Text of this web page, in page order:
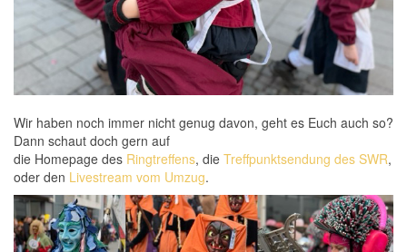
Wir haben noch immer nicht genug davon, geht es Euch auch so?
Dann schaut doch gern auf
die Homepage des Ringtreffens, die Treffpunktsendung des SWR,
oder den Livestream vom Umzug.